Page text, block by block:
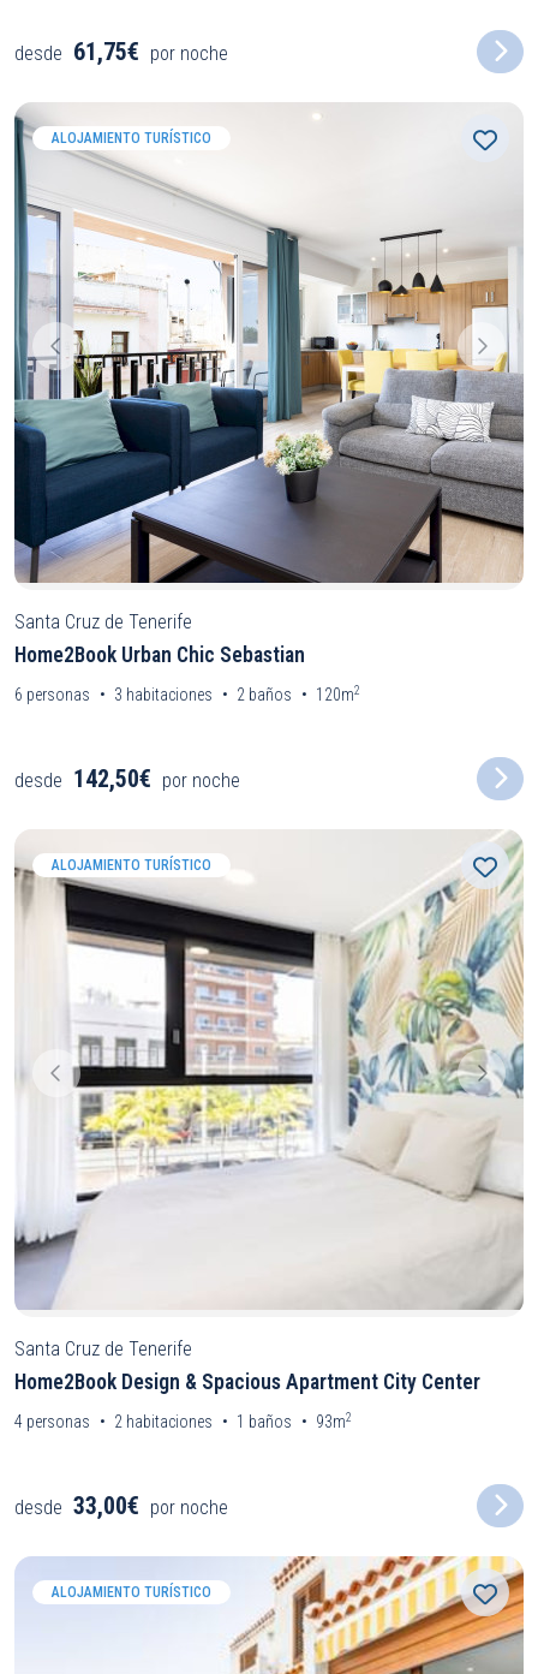
desde 61,75€ por noche
ALOJAMIENTO TURÍSTICO
Santa Cruz de Tenerife
Home2Book Urban Chic Sebastian
6 personas 3 habitaciones 2 baños 120m2
desde 142,50€ por noche
ALOJAMIENTO TURÍSTICO
Santa Cruz de Tenerife
Home2Book Design & Spacious Apartment City Center
4 personas 2 habitaciones 1 baños 93m2
desde 33,00€ por noche
ALOJAMIENTO TURÍSTICO